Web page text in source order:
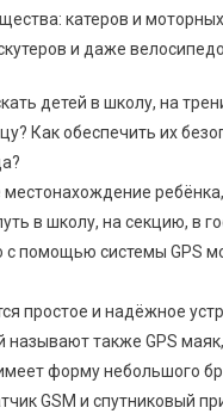
катеров и
и даже
детей в школу, на
Как обеспечить их
местонахождение
в школу, на секцию, в
с помощью системы GPS
простое и надёжное
называют также GPS маяк,
форму небольшого
GSM и спутниковый